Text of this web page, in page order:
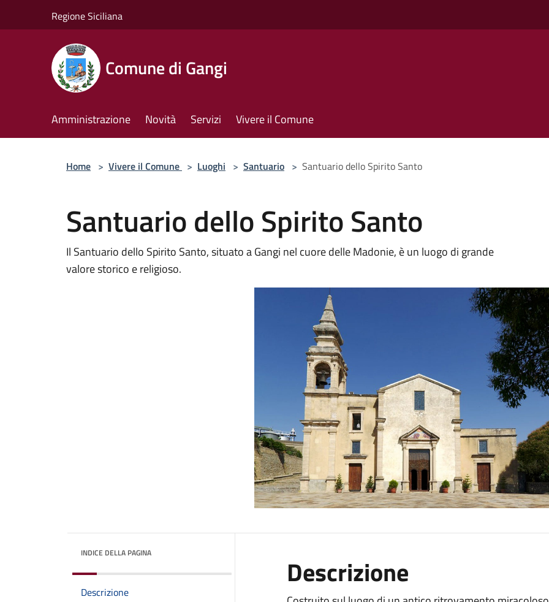
Regione Siciliana
Comune di Gangi
Amministrazione Novità Servizi Vivere il Comune
Home > Vivere il Comune > Luoghi > Santuario > Santuario dello Spirito Santo
Santuario dello Spirito Santo
Il Santuario dello Spirito Santo, situato a Gangi nel cuore delle Madonie, è un luogo di grande
valore storico e religioso.
INDICE DELLA PAGINA
Descrizione
Descrizione